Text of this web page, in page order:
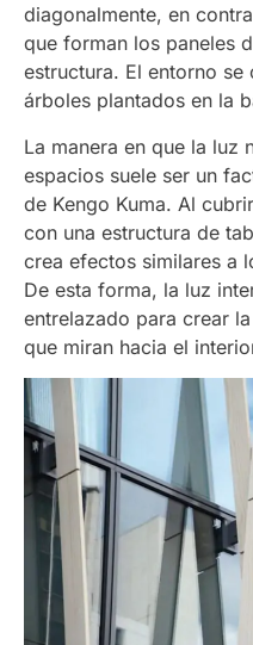
diagonalmente, en
que forman los paneles
estructura. El entorno
árboles plantados en la
La manera en que la luz
espacios suele ser un
de Kengo Kuma. Al
con una estructura de
crea efectos similares a
De esta forma, la luz
entrelazado para crear
que miran hacia el